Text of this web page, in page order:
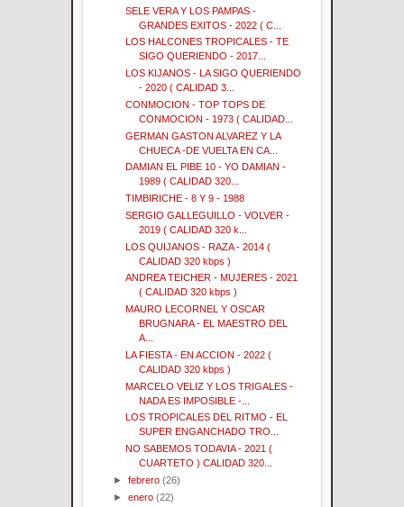
SELE VERA Y LOS PAMPAS -
GRANDES EXITOS - 2022 ( C...
LOS HALCONES TROPICALES - TE
SIGO QUERIENDO - 2017...
LOS KIJANOS - LA SIGO QUERIENDO
- 2020 ( CALIDAD 3...
CONMOCION - TOP TOPS DE
CONMOCION - 1973 ( CALIDAD...
GERMAN GASTON ALVAREZ Y LA
CHUECA -DE VUELTA EN CA...
DAMIAN EL PIBE 10 - YO DAMIAN -
1989 ( CALIDAD 320...
TIMBIRICHE - 8 Y 9 - 1988
SERGIO GALLEGUILLO - VOLVER -
2019 ( CALIDAD 320 k...
LOS QUIJANOS - RAZA - 2014 (
CALIDAD 320 kbps )
ANDREA TEICHER - MUJERES - 2021
( CALIDAD 320 kbps )
MAURO LECORNEL Y OSCAR
BRUGNARA - EL MAESTRO DEL
A...
LA FIESTA - EN ACCION - 2022 (
CALIDAD 320 kbps )
MARCELO VELIZ Y LOS TRIGALES -
NADA ES IMPOSIBLE -...
LOS TROPICALES DEL RITMO - EL
SUPER ENGANCHADO TRO...
NO SABEMOS TODAVIA - 2021 (
CUARTETO ) CALIDAD 320...
►febrero (26)
►enero (22)